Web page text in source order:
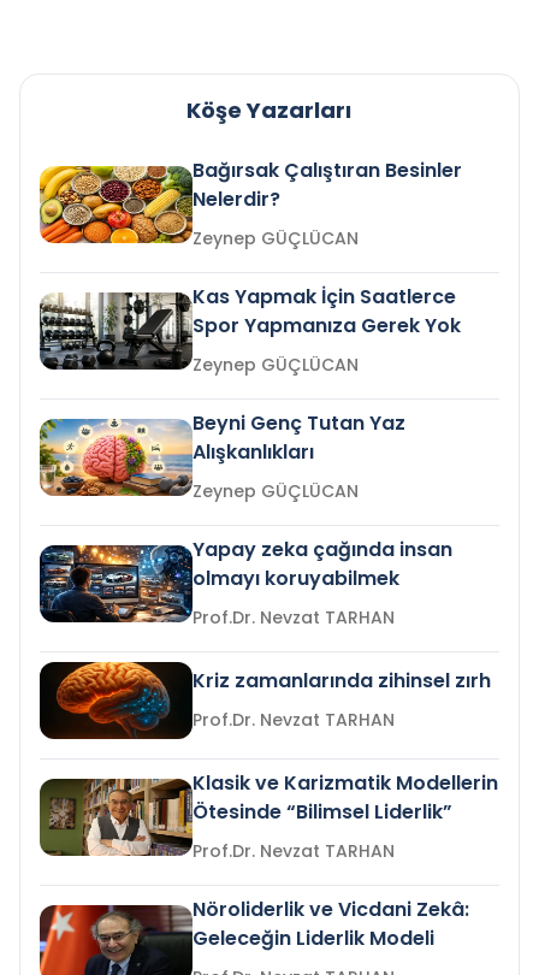
Köşe Yazarları
Bağırsak Çalıştıran Besinler
Nelerdir?
Zeynep GÜÇLÜCAN
Kas Yapmak İçin Saatlerce
Spor Yapmanıza Gerek Yok
Zeynep GÜÇLÜCAN
Beyni Genç Tutan Yaz
Alışkanlıkları
Zeynep GÜÇLÜCAN
Yapay zeka çağında insan
olmayı koruyabilmek
Prof.Dr. Nevzat TARHAN
Kriz zamanlarında zihinsel zırh
Prof.Dr. Nevzat TARHAN
Klasik ve Karizmatik Modellerin
Ötesinde “Bilimsel Liderlik”
Prof.Dr. Nevzat TARHAN
Nöroliderlik ve Vicdani Zekâ:
Geleceğin Liderlik Modeli